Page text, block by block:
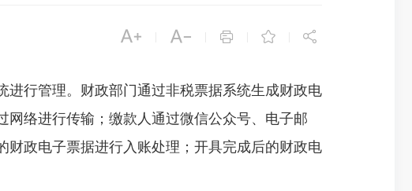
    
行管理。财政部门通过非税票据系统生成财政电
络进行传输；缴款人通过微信公众号、电子邮
政电子票据进行入账处理；开具完成后的财政电